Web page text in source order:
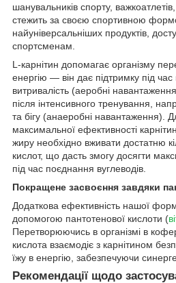
шанувальників спорту,
стежить за своєю спортивною
найуніверсальніших продуктів,
спортсменам.
L-карнітин допомагає організму
енергію — він дає підтримку під
витривалість (аеробні
після інтенсивного тренування,
та бігу (анаеробні навантаження).
максимальної ефективності
жиру необхідно вживати достатню
кислот, що дасть змогу досягти
під час поєднання вуглеводів.
Покращене засвоєння завдяки
Додаткова ефективність нашої
допомогою пантотенової кислоти (
Перетворюючись в організмі в
кислота взаємодіє з карнітином
їжу в енергію, забезпечуючи
Рекомендації щодо